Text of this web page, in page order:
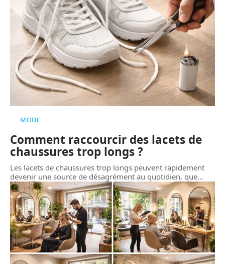
MODE
Comment raccourcir des lacets de
chaussures trop longs ?
Les lacets de chaussures trop longs peuvent rapidement
devenir une source de désagrément au quotidien, que…